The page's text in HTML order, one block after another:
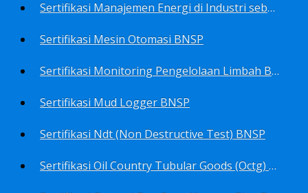
Sertifikasi Manajemen Energi di Industri sebagai Manager Energy BNSP
Sertifikasi Mesin Otomasi BNSP
Sertifikasi Monitoring Pengelolaan Limbah B3 BNSP
Sertifikasi Mud Logger BNSP
Sertifikasi Ndt (Non Destructive Test) BNSP
Sertifikasi Oil Country Tubular Goods (Octg) BNSP